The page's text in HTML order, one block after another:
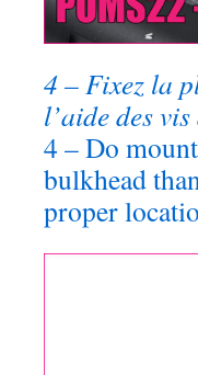
4 – Fixez la
l’aide des
4 – Do
bulkhead
proper